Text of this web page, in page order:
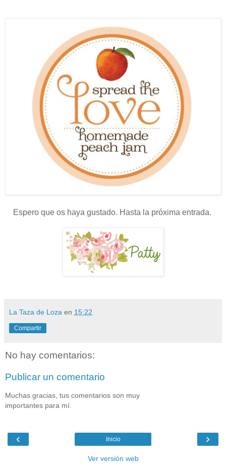
Espero que os haya gustado. Hasta la próxima entrada.
La Taza de Loza en 15:22
Compartir
No hay comentarios:
Publicar un comentario
Muchas gracias, tus comentarios son muy
importantes para mí.
‹ ›
Inicio
Ver versión web